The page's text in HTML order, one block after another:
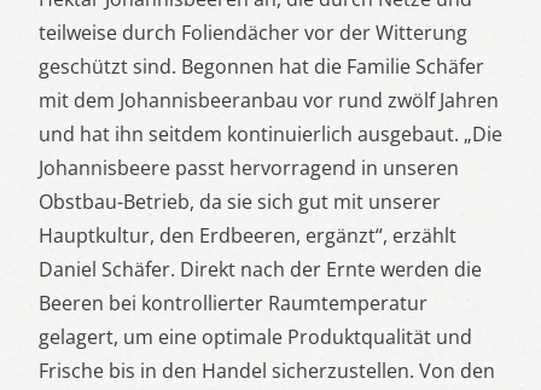
teilweise durch Foliendächer vor der Witterung
geschützt sind. Begonnen hat die Familie Schäfer
mit dem Johannisbeeranbau vor rund zwölf Jahren
und hat ihn seitdem kontinuierlich ausgebaut. „Die
Johannisbeere passt hervorragend in unseren
Obstbau-Betrieb, da sie sich gut mit unserer
Hauptkultur, den Erdbeeren, ergänzt“, erzählt
Daniel Schäfer. Direkt nach der Ernte werden die
Beeren bei kontrollierter Raumtemperatur
gelagert, um eine optimale Produktqualität und
Frische bis in den Handel sicherzustellen. Von den